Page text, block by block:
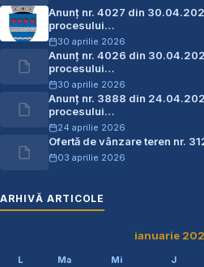
Anunț nr. 4027 din
procesului…
30 aprilie 2026
Anunț nr. 4026 din
procesului…
30 aprilie 2026
Anunț nr. 3888 din
procesului…
24 aprilie 2026
Ofertă de vânzare teren nr.
03 aprilie 2026
ARHIVĂ ARTICOLE
ianuarie
L Ma Mi J